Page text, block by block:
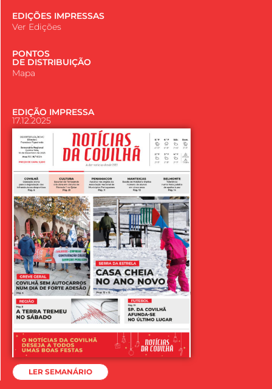
EDIÇÕES IMPRESSAS
Ver Edições
PONTOS
DE DISTRIBUIÇÃO
Mapa
EDIÇÃO IMPRESSA
17.12.2025
LER SEMANÁRIO